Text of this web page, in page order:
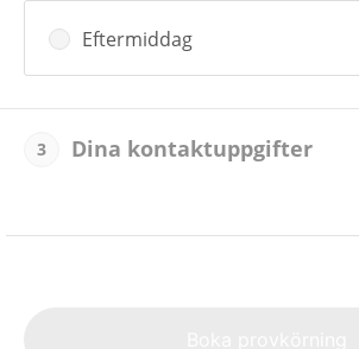
Eftermiddag
3 Dina kontaktuppgifter